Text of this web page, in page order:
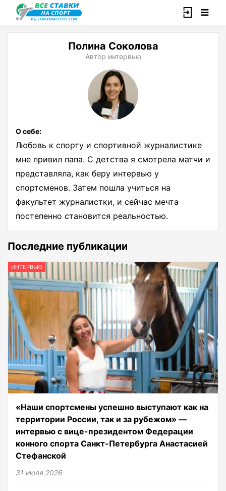
Полина Соколова
Автор интервью
О себе:
Любовь к спорту и спортивной журналистике
мне привил папа. С детства я смотрела матчи и
представляла, как беру интервью у
спортсменов. Затем пошла учиться на
факультет журналистки, и сейчас мечта
постепенно становится реальностью.
Последние публикации
ИНТЕРВЬЮ
«Наши спортсмены успешно выступают как на
территории России, так и за рубежом» —
интервью с вице-президентом Федерации
конного спорта Санкт-Петербурга Анастасией
Стефанской
31 июля 2026